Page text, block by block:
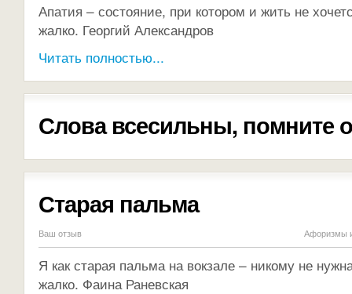
Апатия – состояние, при котором и жить не
жалко. Георгий Александров
Читать полностью...
Слова всесильны, помните
Старая пальма
Ваш отзыв Афоризмы
Я как старая пальма на вокзале – никому не
жалко. Фаина Раневская